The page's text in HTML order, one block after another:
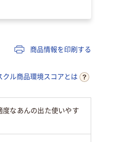
商品情報を印刷する
クル商品環境スコアとは
度なあんの出た使いやす